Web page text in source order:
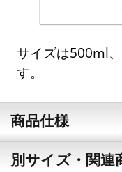
サイズは500ml
す。
商品仕様
別サイズ・関連